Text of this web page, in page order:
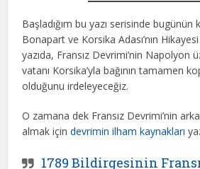
Başladığım bu yazı serisinde
Bonapart ve Korsika Adası’nın
yazıda, Fransız Devrimi’nin Napolyon
vatanı Korsika’yla bağının tamamen
olduğunu irdeleyeceğiz.
O zamana dek Fransız Devrimi’nin
almak içindevrimin ilham kaynakları
1789 Bildirgesinin